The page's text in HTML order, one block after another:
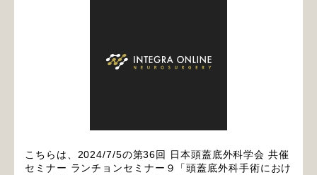
こちらは、2024/7/5の第36回 日本頭蓋底外科学会 共催
セミナー ランチョンセミナー９「頭蓋底外科手術におけ